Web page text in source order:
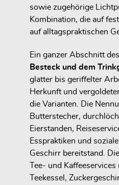
sowie zugehörige
Kombination, die auf
auf alltagspraktischen
Ein ganzer Abschnitt
Besteck und dem
glatter bis geriffelter
Herkunft und
die Varianten. Die
Butterstecher,
Eierstanden,
Esspraktiken und
Geschirr bereitstand.
Tee- und
Teekessel,